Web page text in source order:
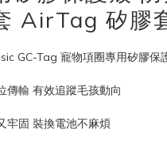
AirTag 矽膠
GC-Tag 寵物項圈專用矽膠保
傳輸 有效追蹤毛孩動向
牢固 裝換電池不麻煩